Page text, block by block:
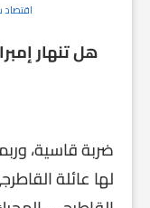
هل تنهار
ضربة قاسية،
لها عائلة